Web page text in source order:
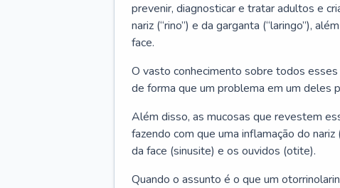
prevenir, diagnosticar e tratar adultos e
nariz (“rino”) e da garganta (“laringo”),
face.
O vasto conhecimento sobre todos
de forma que um problema em um deles
Além disso, as mucosas que revestem
fazendo com que uma inflamação do
da face (sinusite) e os ouvidos (otite).
Quando o assunto é o que um